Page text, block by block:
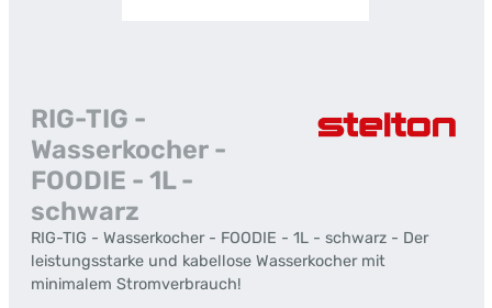
RIG-TIG -
Wasserkocher -
FOODIE - 1L -
schwarz
RIG-TIG - Wasserkocher - FOODIE - 1L - schwarz - Der
leistungsstarke und kabellose Wasserkocher mit
minimalem Stromverbrauch!